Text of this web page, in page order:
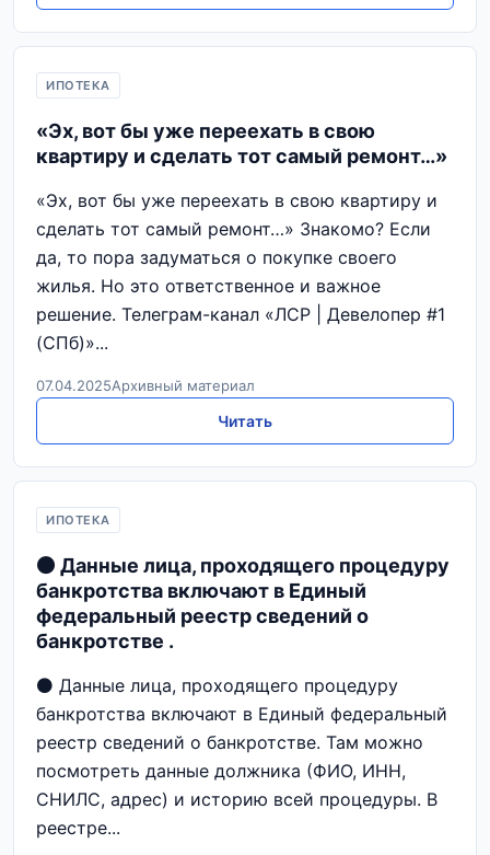
ИПОТЕКА
«Эх, вот бы уже переехать в свою
квартиру и сделать тот самый ремонт…»
«Эх, вот бы уже переехать в свою квартиру и
сделать тот самый ремонт…» Знакомо? Если
да, то пора задуматься о покупке своего
жилья. Но это ответственное и важное
решение. Телеграм-канал «ЛСР | Девелопер #1
(СПб)»...
07.04.2025Архивный материал
Читать
ИПОТЕКА
⚫ Данные лица, проходящего процедуру
банкротства включают в Единый
федеральный реестр сведений о
банкротстве .
⚫ Данные лица, проходящего процедуру
банкротства включают в Единый федеральный
реестр сведений о банкротстве. Там можно
посмотреть данные должника (ФИО, ИНН,
СНИЛС, адрес) и историю всей процедуры. В
реестре...